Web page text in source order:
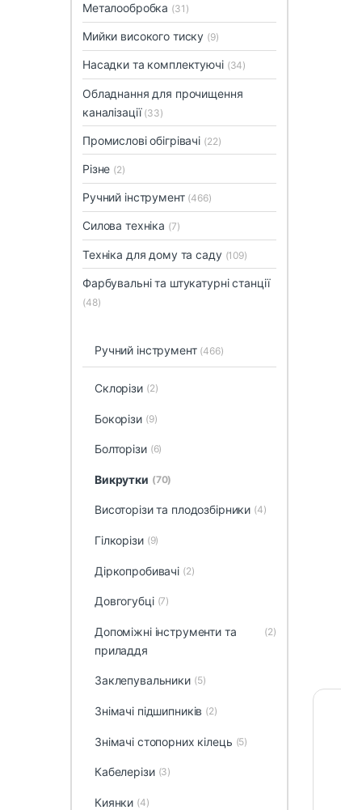
Металообробка (31)
Мийки високого тиску (9)
Насадки та комплектуючі (34)
Обладнання для прочищення
каналізації (33)
Промислові обігрівачі (22)
Різне (2)
Ручний інструмент (466)
Силова техніка (7)
Техніка для дому та саду (109)
Фарбувальні та штукатурні станції
(48)
Ручний інструмент (466)
Cклорізи (2)
Бокорізи (9)
Болторізи (6)
Викрутки (70)
Висоторізи та плодозбірники (4)
Гілкорізи (9)
Діркопробивачі (2)
Довгогубці (7)
Допоміжні інструменти та
приладдя
(2)
Заклепувальники (5)
Знімачі підшипників (2)
Знімачі стопорних кілець (5)
Кабелерізи (3)
Киянки (4)